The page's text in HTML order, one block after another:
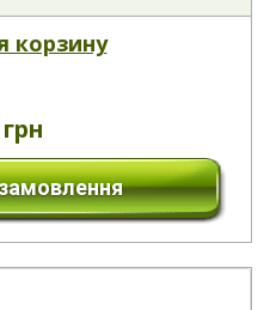
корзину
грн